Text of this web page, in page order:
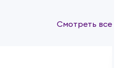
Смотреть все